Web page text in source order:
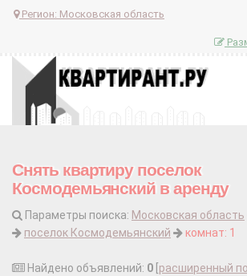
Регион: Московская область
Снять квартиру поселок
Космодемьянский в аренду
Параметры поиска: Московская область
поселок Космодемьянский
комнат: 1
Найдено объявлений: 0 расширенный